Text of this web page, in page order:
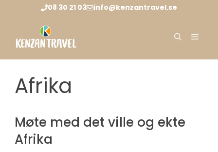
08 30 21 03 info@kenzantravel.se
Meny
Afrika
Møte med det ville og ekte
Afrika